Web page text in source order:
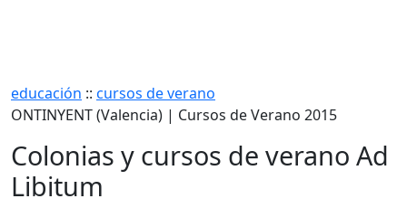
educación :: cursos de verano
ONTINYENT (Valencia) | Cursos de Verano 2015
Colonias y cursos de verano Ad
Libitum